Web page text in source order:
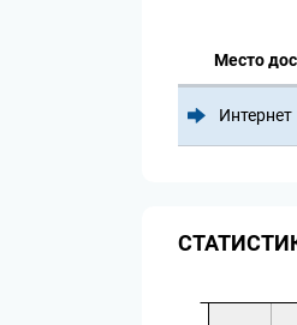
Место
Интернет